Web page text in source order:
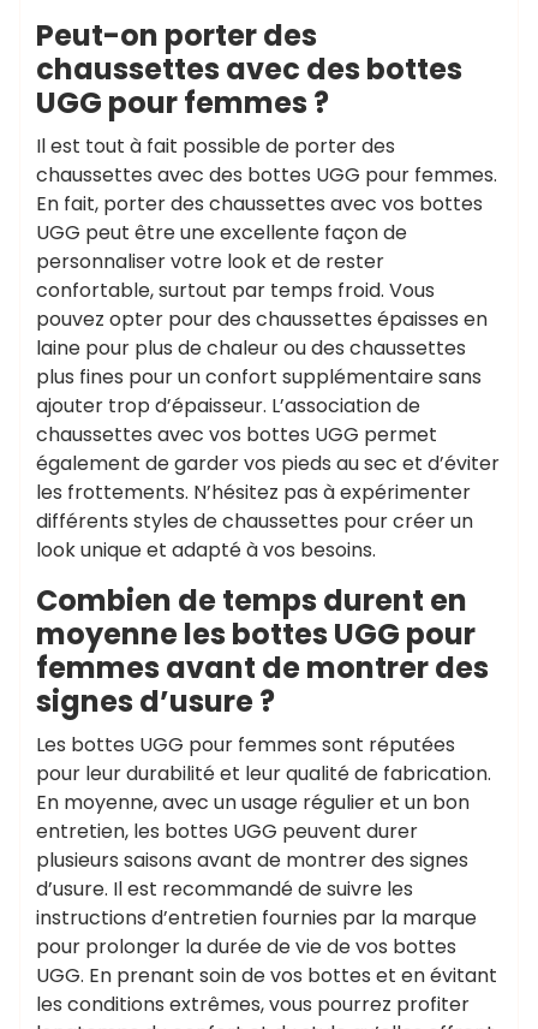
Peut-on porter des
chaussettes avec des bottes
UGG pour femmes ?
Il est tout à fait possible de porter des
chaussettes avec des bottes UGG pour femmes.
En fait, porter des chaussettes avec vos bottes
UGG peut être une excellente façon de
personnaliser votre look et de rester
confortable, surtout par temps froid. Vous
pouvez opter pour des chaussettes épaisses en
laine pour plus de chaleur ou des chaussettes
plus fines pour un confort supplémentaire sans
ajouter trop d’épaisseur. L’association de
chaussettes avec vos bottes UGG permet
également de garder vos pieds au sec et d’éviter
les frottements. N’hésitez pas à expérimenter
différents styles de chaussettes pour créer un
look unique et adapté à vos besoins.
Combien de temps durent en
moyenne les bottes UGG pour
femmes avant de montrer des
signes d’usure ?
Les bottes UGG pour femmes sont réputées
pour leur durabilité et leur qualité de fabrication.
En moyenne, avec un usage régulier et un bon
entretien, les bottes UGG peuvent durer
plusieurs saisons avant de montrer des signes
d’usure. Il est recommandé de suivre les
instructions d’entretien fournies par la marque
pour prolonger la durée de vie de vos bottes
UGG. En prenant soin de vos bottes et en évitant
les conditions extrêmes, vous pourrez profiter